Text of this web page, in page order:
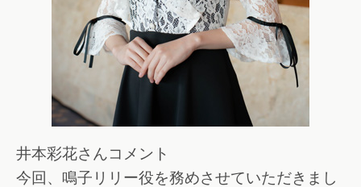
井本彩花さんコメント
今回、鳴子リリー役を務めさせていただきまし